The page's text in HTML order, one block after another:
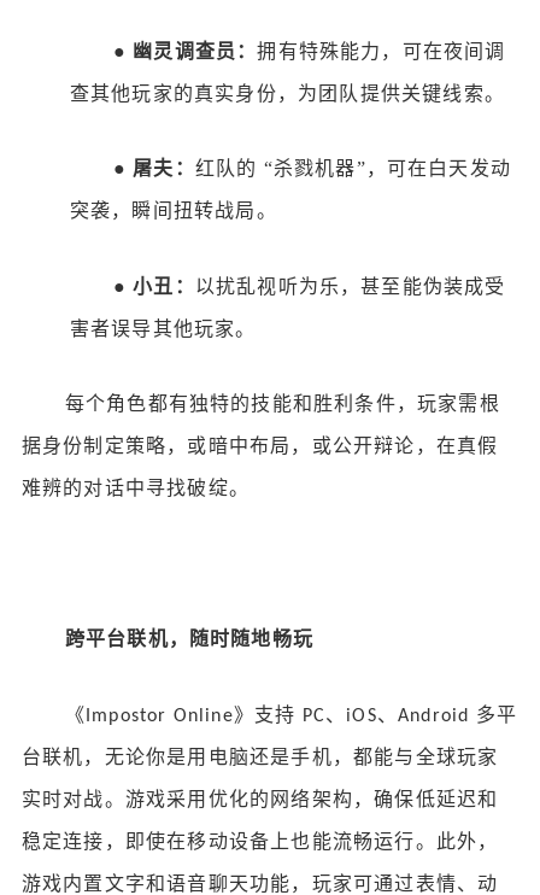
● 幽灵调查员：拥有特殊能力，可在夜间调
查其他玩家的真实身份，为团队提供关键线索。
● 屠夫： 红队的 “杀戮机器”，可在白天发动
突袭，瞬间扭转战局。
● 小丑： 以扰乱视听为乐，甚至能伪装成受
害者误导其他玩家。
每个角色都有独特的技能和胜利条件，玩家需根
据身份制定策略，或暗中布局，或公开辩论，在真假
难辨的对话中寻找破绽。
跨平台联机，随时随地畅玩
《 Impostor Online》支持 PC、 iOS、Android 多平
台联机，无论你是用电脑还是手机，都能与全球玩家
实时对战。游戏采用优化的网络架构，确保低延迟和
稳定连接，即使在移动设备上也能流畅运行。此外，
游戏内置文字和语音聊天功能，玩家可通过表情、动